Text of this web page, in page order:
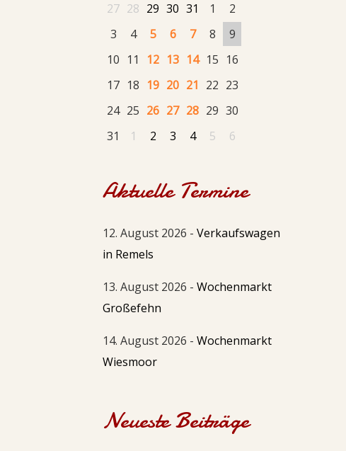
27 28 29 30 31 1
2
3
4 5 6 7 8
9
10 11 12 13 14 15 16
17 18 19 20 21 22 23
24 25 26 27 28 29 30
31
1 2 3 4 5 6
Aktuelle Termine
12. August 2026 - Verkaufswagen
in Remels
13. August 2026 - Wochenmarkt
Großefehn
14. August 2026 - Wochenmarkt
Wiesmoor
Neueste Beiträge